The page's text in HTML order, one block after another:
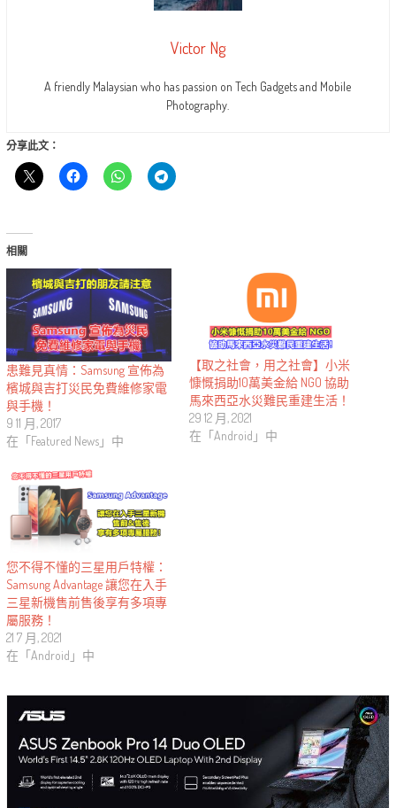
Victor Ng
A friendly Malaysian who has passion on Tech Gadgets and Mobile
Photography.
分享此文：
相關
患難見真情：Samsung 宣佈為
檳城與吉打災民免費維修家電
與手機！
9 11 月, 2017
在「Featured News」中
【取之社會，用之社會】小米
慷慨捐助10萬美金給 NGO 協助
馬來西亞水災難民重建生活！
29 12 月, 2021
在「Android」中
您不得不懂的三星用戶特權：
Samsung Advantage 讓您在入手
三星新機售前售後享有多項專
屬服務！
21 7 月, 2021
在「Android」中